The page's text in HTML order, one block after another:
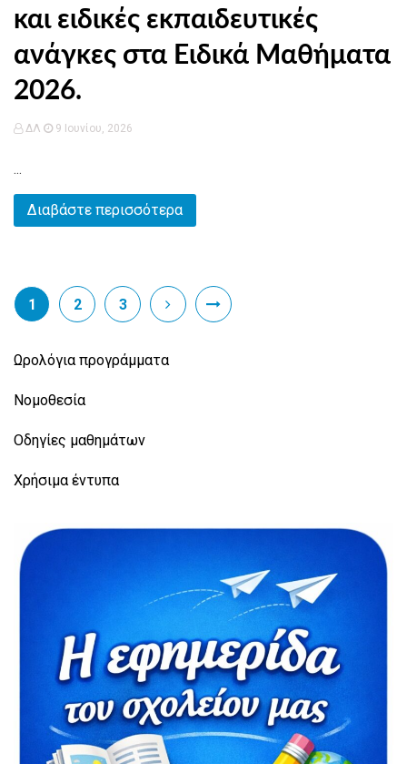
και ειδικές εκπαιδευτικές
ανάγκες στα Ειδικά Μαθήματα
2026.
ΔΛ 9 Ιουνίου, 2026
...
Διαβάστε περισσότερα
1 2 3
Ωρολόγια προγράμματα
Νομοθεσία
Οδηγίες μαθημάτων
Χρήσιμα έντυπα